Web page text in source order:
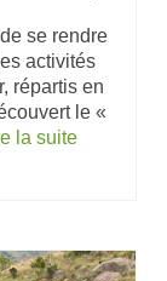
se rendre
activités
répartis en
le «
la suite